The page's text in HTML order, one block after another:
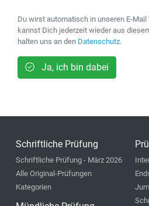
Du wirst automatisch in unseren E-
kannst Dich jederzeit wieder aus
halten uns an den Datenschutz.
Ja, ich bin dabei
Schriftliche Prüfung
Schriftliche Prüfung - März 2026
Alle Original-Prüfungen
Kategorien